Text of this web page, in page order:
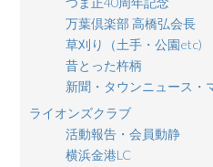
万葉倶楽部 高橋弘会長
草刈り（土手・公園etc)
昔とった杵柄
新聞・タウンニュース・
ライオンズクラブ
活動報告・会員動静
横浜金港LC